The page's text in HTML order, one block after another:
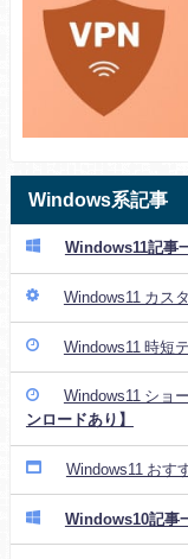
Windows系記事
Windows11記事
Windows11 カス
Windows11 時短
Windows11 シ
ンロードあり】
Windows11 おす
Windows10記事